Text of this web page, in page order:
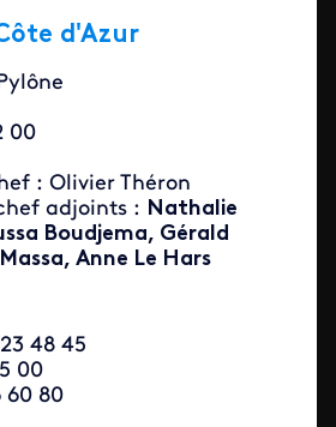
d'Azur
00
: Olivier Théron
adjoints : Nathalie
Boudjema, Gérald
Anne Le Hars
48 45
00
60 80